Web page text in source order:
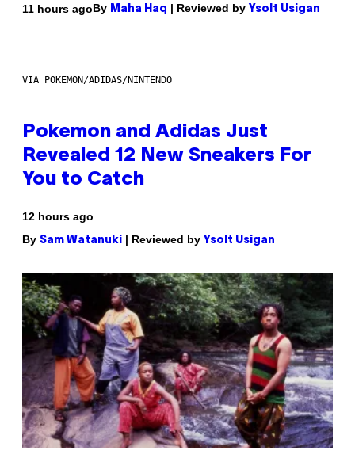
11 hours agoBy Maha Haq | Reviewed by Ysolt Usigan
VIA POKEMON/ADIDAS/NINTENDO
Pokemon and Adidas Just
Revealed 12 New Sneakers For
You to Catch
12 hours ago
By Sam Watanuki | Reviewed by Ysolt Usigan